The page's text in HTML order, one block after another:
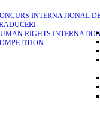
INTERNAȚIONAL
RIGHTS